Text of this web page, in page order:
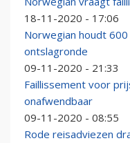
18-11-2020 - 17:06
Norwegian houdt
ontslagronde
09-11-2020 - 21:33
Faillissement voor
onafwendbaar
09-11-2020 - 08:55
Rode reisadviezen